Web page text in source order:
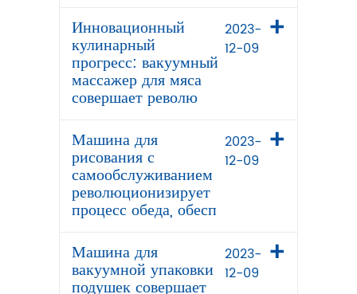
Инновационный
кулинарный
прогресс: вакуумный
массажер для мяса
совершает револю
2023-
12-09
Машина для
рисования с
самообслуживанием
революционизирует
процесс обеда, обесп
2023-
12-09
Машина для
вакуумной упаковки
подушек совершает
2023-
12-09